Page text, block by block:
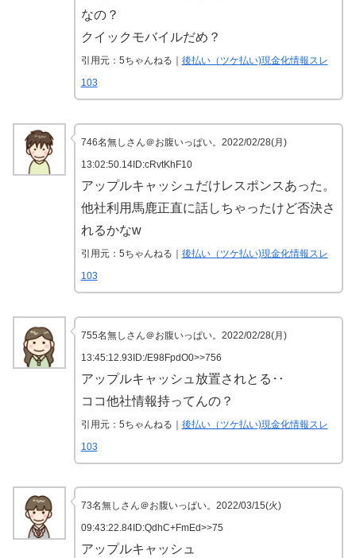
なの？
クイックモバイルだめ？
引用元：5ちゃんねる｜ 後払い（ツケ払い)現金化情報スレ
103
746名無しさん＠お腹いっぱい。2022/02/28(月)
13:02:50.14ID:cRvtKhF10
アップルキャッシュだけレスポンスあった。
他社利用馬鹿正直に話しちゃったけど否決さ
れるかなw
引用元：5ちゃんねる｜ 後払い（ツケ払い)現金化情報スレ
103
755名無しさん＠お腹いっぱい。2022/02/28(月)
13:45:12.93ID:/E98FpdO0>>756
アップルキャッシュ放置されとる‥
ココ他社情報持ってんの？
引用元：5ちゃんねる｜ 後払い（ツケ払い)現金化情報スレ
103
73名無しさん＠お腹いっぱい。2022/03/15(火)
09:43:22.84ID:QdhC+FmEd>>75
アップルキャッシュ